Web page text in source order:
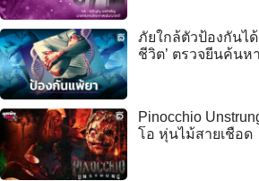
ภัยใกล้ตัวป้องกันได้
ชีวิต’ ตรวจยีนค้นห
Pinocchio
โอ หุ่นไม้สายเชือด